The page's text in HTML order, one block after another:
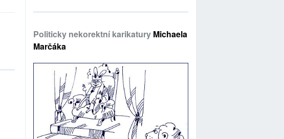
Politicky nekorektní karikatury Michaela
Marčáka